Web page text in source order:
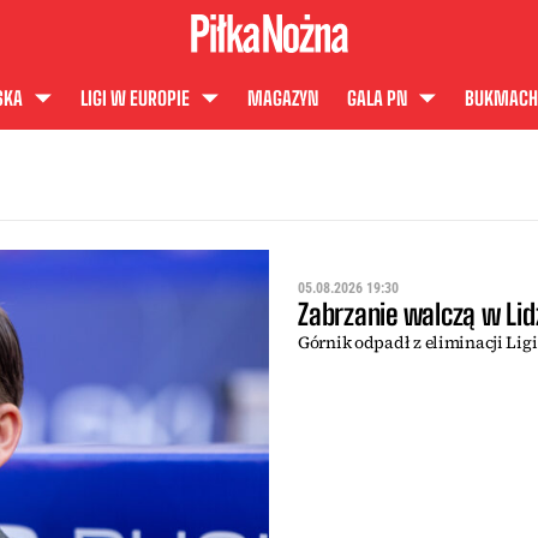
LIGI W EUROPIE MAGAZYN GALA PN
05.08.2026 19:30
Zabrzanie walczą w
Górnik odpadł z eliminacji